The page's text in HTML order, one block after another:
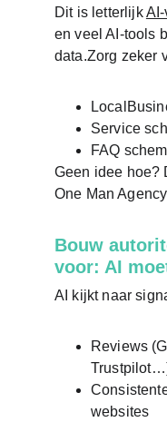
Dit is letterlijk
en veel AI-tools
data.Zorg zeker
Service
FAQ
Geen idee hoe?
One Man
Bouw
voor: AI
AI kijkt naar
Reviews
websites